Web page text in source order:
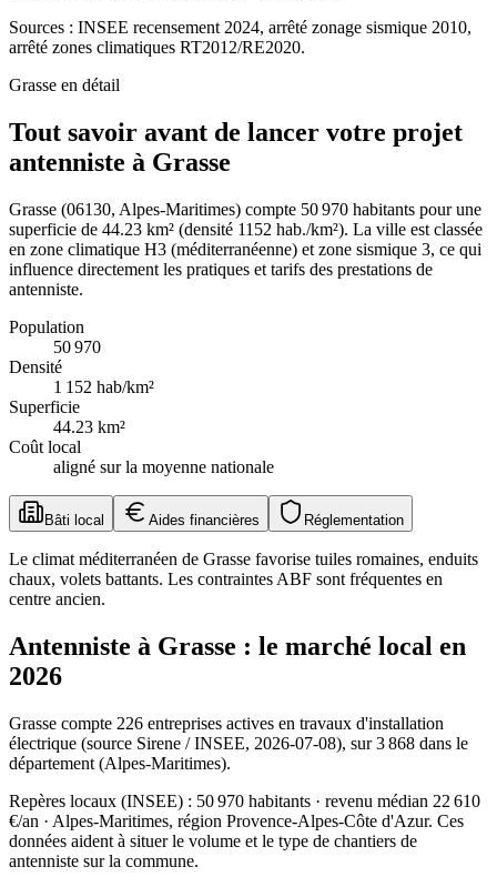
Sources : INSEE recensement 2024, arrêté zonage sismique 2010,
arrêté zones climatiques RT2012/RE2020.
Grasse en détail
Tout savoir avant de lancer votre projet
antenniste à Grasse
Grasse (06130, Alpes-Maritimes) compte 50 970 habitants pour une
superficie de 44.23 km² (densité 1152 hab./km²). La ville est classée
en zone climatique H3 (méditerranéenne) et zone sismique 3, ce qui
influence directement les pratiques et tarifs des prestations de
antenniste.
Population
50 970
Densité
1 152 hab/km²
Superficie
44.23 km²
Coût local
aligné sur la moyenne nationale
Bâti local Aides financières Réglementation
Le climat méditerranéen de Grasse favorise tuiles romaines, enduits
chaux, volets battants. Les contraintes ABF sont fréquentes en
centre ancien.
Antenniste à Grasse : le marché local en
2026
Grasse compte 226 entreprises actives en travaux d'installation
électrique (source Sirene / INSEE, 2026-07-08), sur 3 868 dans le
département (Alpes-Maritimes).
Repères locaux (INSEE) : 50 970 habitants · revenu médian 22 610
€/an · Alpes-Maritimes, région Provence-Alpes-Côte d'Azur. Ces
données aident à situer le volume et le type de chantiers de
antenniste sur la commune.